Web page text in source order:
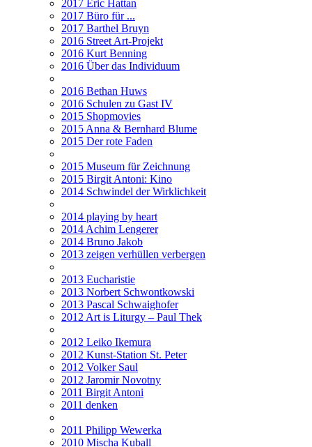
2017 Eric Hattan
2017 Büro für ...
2017 Barthel Bruyn
2016 Street Art-Projekt
2016 Kurt Benning
2016 Über das Individuum
2016 Bethan Huws
2016 Schulen zu Gast IV
2015 Shopmovies
2015 Anna & Bernhard Blume
2015 Der rote Faden
2015 Museum für Zeichnung
2015 Birgit Antoni: Kino
2014 Schwindel der Wirklichkeit
2014 playing by heart
2014 Achim Lengerer
2014 Bruno Jakob
2013 zeigen verhüllen verbergen
2013 Eucharistie
2013 Norbert Schwontkowski
2013 Pascal Schwaighofer
2012 Art is Liturgy – Paul Thek
2012 Leiko Ikemura
2012 Kunst-Station St. Peter
2012 Volker Saul
2012 Jaromir Novotny
2011 Birgit Antoni
2011 denken
2011 Philipp Wewerka
2010 Mischa Kuball